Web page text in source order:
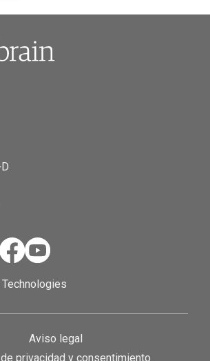
Aviso legal
privacidad y consentimiento